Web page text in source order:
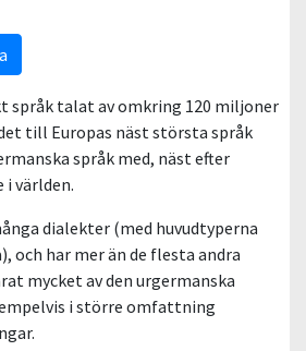
språk talat av omkring 120 miljoner
till Europas näst största språk
språk med, näst efter
världen.
dialekter (med huvudtyperna
och har mer än de flesta andra
mycket av den urgermanska
i större omfattning